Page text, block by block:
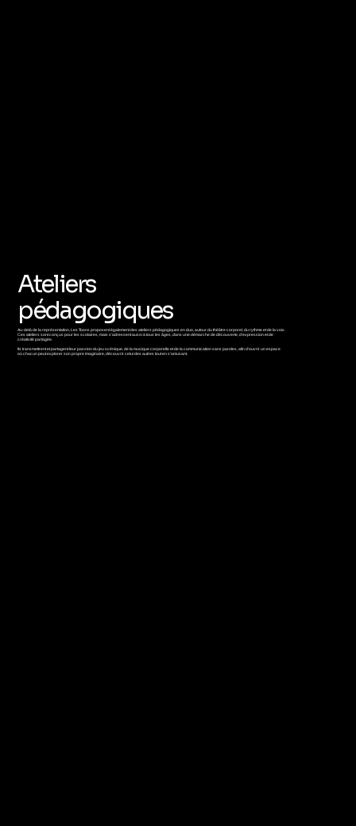
Ateliers
pédagogiques
Au-delà de la représentation, Les Toons proposent également des ateliers pédagogiques en duo, autour du théâtre corporel, du rythme et de la voix.
Ces ateliers sont conçus pour les scolaires, mais s’adressent aussi à tous les âges, dans une démarche de découverte, d’expression et de
créativité partagée.
Ils transmettrent et partagent leur passion du jeu scénique, de la musique corporelle et de la communication sans paroles, afin d’ouvrir un espace
où chacun peut explorer son propre imaginaire, découvrir celui des autres tout en s’amusant.